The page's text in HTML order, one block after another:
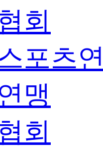
회
포츠
맹
회